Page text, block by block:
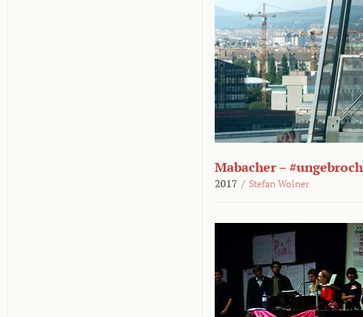
Mabacher –
2017 / Stefan Wolner